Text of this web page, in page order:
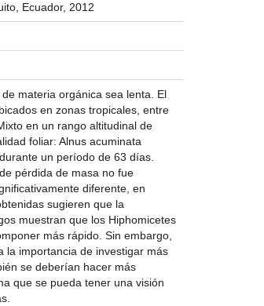
Ecuador, 2012
materia orgánica sea lenta. El
en zonas tropicales, entre
en un rango altitudinal de
foliar: Alnus acuminata
un período de 63 días.
pérdida de masa no fue
diferente, en
sugieren que la
muestran que los Hiphomicetes
más rápido. Sin embargo,
la importancia de investigar más
se deberían hacer más
que se pueda tener una visión